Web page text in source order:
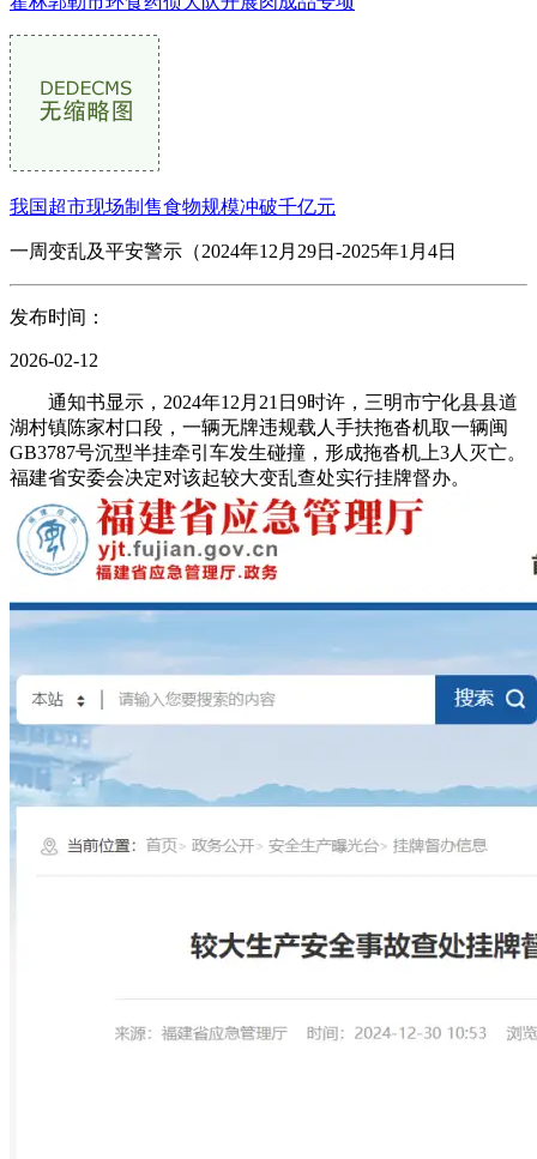
我国超市现场制售食物规模冲破千亿元
一周变乱及平安警示（2024年12月29日-2025年1月4日
发布时间：
2026-02-12
通知书显示，2024年12月21日9时许，三明市宁化县县道
湖村镇陈家村口段，一辆无牌违规载人手扶拖沓机取一辆闽
GB3787号沉型半挂牵引车发生碰撞，形成拖沓机上3人灭亡。
福建省安委会决定对该起较大变乱查处实行挂牌督办。